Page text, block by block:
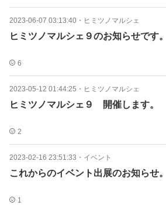
2023-06-07 03:13:40 ・ ヒミツノマルシェ
ヒミツノマルシェ９のお知らせです。
6
2023-05-12 01:44:25 ・ ヒミツノマルシェ
ヒミツノマルシェ９ 開催します。
2
2023-02-16 23:51:33 ・ イベント
これからのイベント出展のお知らせ
1